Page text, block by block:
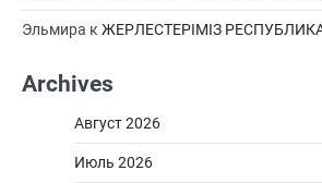
Эльмира к ЖЕРЛЕСТЕРІМІЗ
Archives
Август 2026
Июль 2026